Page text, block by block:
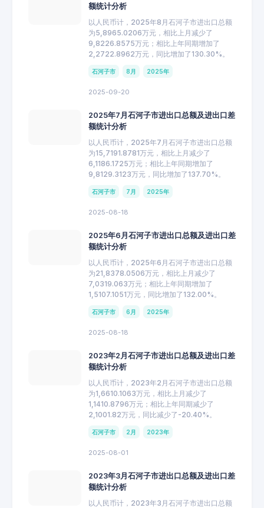
额统计分析
以人民币计，2025年8月石河子市进出口总额
为5,8965.0206万元，相比上月减少了
9,8226.8575万元；相比上年同期增加了
2,2722.8962万元，同比增加了130.30%。
石河子市 8月 2025年
2025-09-20
2025年7月石河子市进出口总额及进出口差
额统计分析
以人民币计，2025年7月石河子市进出口总额
为15,7191.8781万元，相比上月减少了
6,1186.1725万元；相比上年同期增加了
9,8129.3123万元，同比增加了137.70%。
石河子市 7月 2025年
2025-08-18
2025年6月石河子市进出口总额及进出口差
额统计分析
以人民币计，2025年6月石河子市进出口总额
为21,8378.0506万元，相比上月减少了
7,0319.063万元；相比上年同期增加了
1,5107.1051万元，同比增加了132.00%。
石河子市 6月 2025年
2025-08-18
2023年2月石河子市进出口总额及进出口差
额统计分析
以人民币计，2023年2月石河子市进出口总额
为1,6610.1063万元，相比上月减少了
1,1410.8796万元；相比上年同期减少了
2,1001.82万元，同比减少了-20.40%。
石河子市 2月 2023年
2025-08-01
2023年3月石河子市进出口总额及进出口差
额统计分析
以人民币计，2023年3月石河子市进出口总额